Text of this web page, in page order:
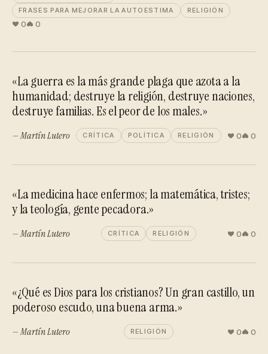
FRASES PARA MEJORAR LA AUTOESTIMA
RELIGIÓN
0 0
«La guerra es la más grande plaga que azota a la
humanidad; destruye la religión, destruye naciones,
destruye familias. Es el peor de los males.»
— Martín Lutero CRÍTICA POLÍTICA RELIGIÓN 0 0
«La medicina hace enfermos; la matemática, tristes;
y la teología, gente pecadora.»
— Martín Lutero CRÍTICA RELIGIÓN 0 0
«¿Qué es Dios para los cristianos? Un gran castillo, un
poderoso escudo, una buena arma.»
— Martín Lutero RELIGIÓN 0 0